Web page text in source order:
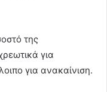
της
για
για ανακαίνιση.